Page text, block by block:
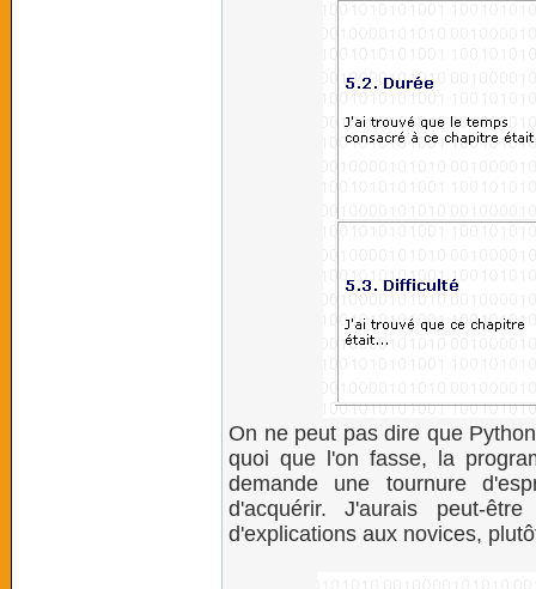
On ne peut pas dire que
quoi que l'on fasse, la
demande une tournure
d'acquérir. J'aurais peut-
d'explications aux novices,